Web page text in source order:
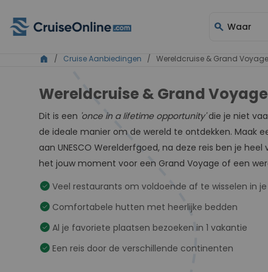
search Waar
home / Cruise Aanbiedingen / Wereldcruise & Grand
Wereldcruise & Grand
Dit is een 'once in a lifetime opportunity'die je niet
de ideale manier om de wereld te ontdekken. Maak
aan UNESCO Werelderfgoed, na deze reis ben je
het jouw moment voor een Grand Voyage of een
check_circle Veel restaurants om voldoende af te wisselen in
check_circle Comfortabele hutten met heerlijke bedden
check_circle Al je favoriete plaatsen bezoeken in 1 vakantie
check_circle Een reis door de verschillende continenten